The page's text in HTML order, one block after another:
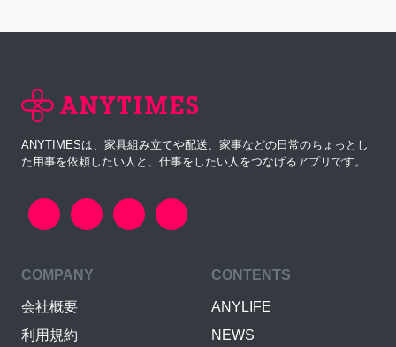
ANYTIMESは、家具組み立てや配送、家事などの日常のちょっとし
た用事を依頼したい人と、仕事をしたい人をつなげるアプリです。
COMPANY
会社概要
利用規約
CONTENTS
ANYLIFE
NEWS